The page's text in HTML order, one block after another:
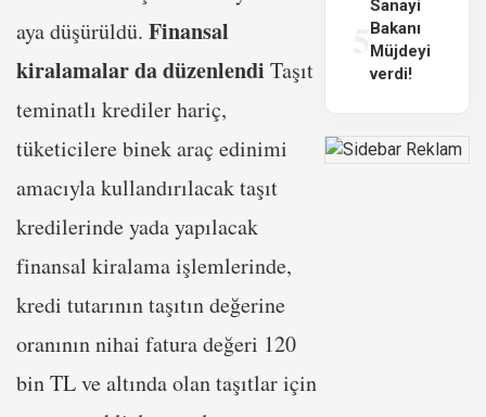
aya düşürüldü. Finansal
kiralamalar da düzenlendi Taşıt
teminatlı krediler hariç,
tüketicilere binek araç edinimi
amacıyla kullandırılacak taşıt
kredilerinde yada yapılacak
finansal kiralama işlemlerinde,
kredi tutarının taşıtın değerine
oranının nihai fatura değeri 120
bin TL ve altında olan taşıtlar için
Sanayi
Bakanı
Müjdeyi
verdi!